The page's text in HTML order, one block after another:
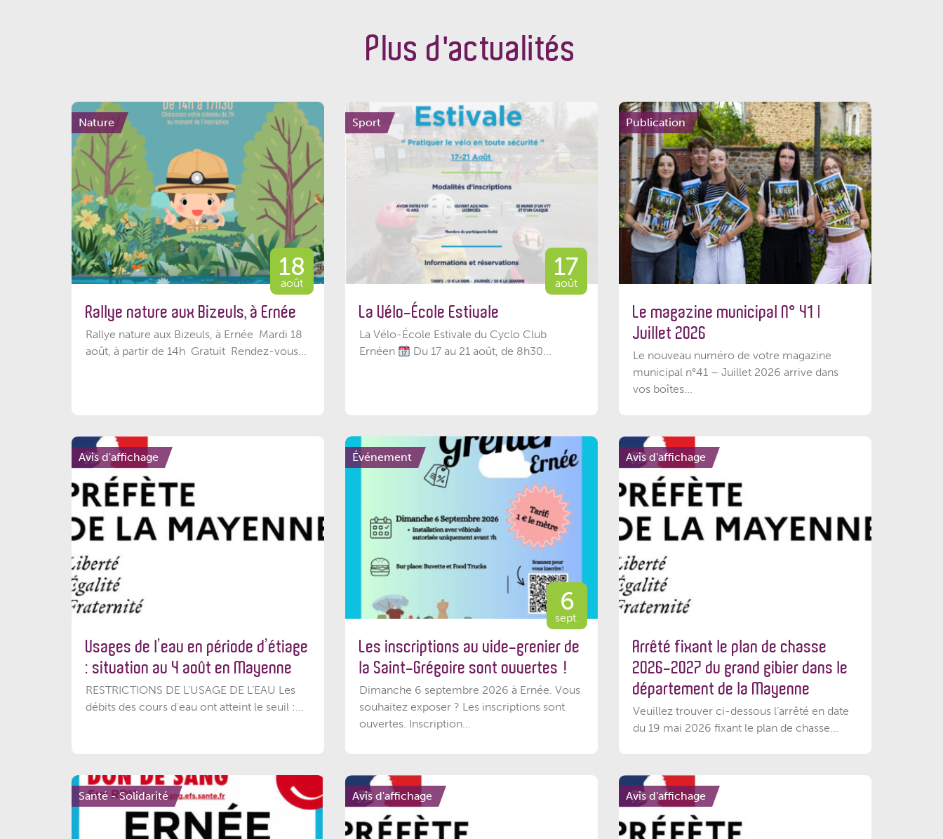
Plus d'actualités
Nature
18
août
Rallye nature aux Bizeuls, à Ernée
Rallye nature aux Bizeuls, à Ernée Mardi 18
août, à partir de 14h Gratuit Rendez-vous...
Sport
17
août
La Vélo-École Estivale
La Vélo-École Estivale du Cyclo Club
Ernéen
Du 17 au 21 août, de 8h30...
Publication
Le magazine municipal N° 41 |
Juillet 2026
Le nouveau numéro de votre magazine
municipal n°41 – Juillet 2026 arrive dans
vos boîtes...
Avis d'affichage
Usages de l’eau en période d’étiage
: situation au 4 août en Mayenne
RESTRICTIONS DE L’USAGE DE L’EAU Les
débits des cours d'eau ont atteint le seuil :...
Événement
6
sept.
Les inscriptions au vide-grenier de
la Saint-Grégoire sont ouvertes !
Dimanche 6 septembre 2026 à Ernée. Vous
souhaitez exposer ? Les inscriptions sont
ouvertes. Inscription...
Avis d'affichage
Arrêté fixant le plan de chasse
2026-2027 du grand gibier dans le
département de la Mayenne
Veuillez trouver ci-dessous l’arrêté en date
du 19 mai 2026 fixant le plan de chasse...
Santé - Solidarité Avis d'affichage Avis d'affichage